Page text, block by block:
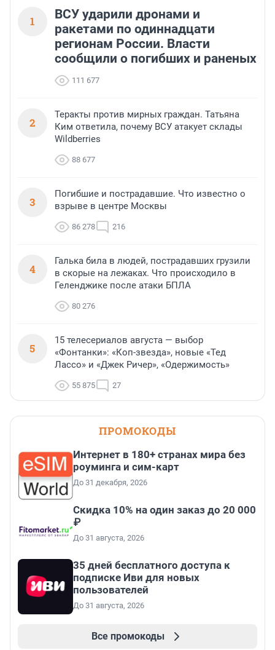
1
ВСУ ударили дронами и
ракетами по одиннадцати
регионам России. Власти
сообщили о погибших и раненых
111 677
2
Теракты против мирных граждан. Татьяна
Ким ответила, почему ВСУ атакует склады
Wildberries
88 677
3
Погибшие и пострадавшие. Что известно о
взрыве в центре Москвы
86 278 216
4
Галька била в людей, пострадавших грузили
в скорые на лежаках. Что происходило в
Геленджике после атаки БПЛА
80 276
5
15 телесериалов августа — выбор
«Фонтанки»: «Коп-звезда», новые «Тед
Лассо» и «Джек Ричер», «Одержимость»
55 875 27
ПРОМОКОДЫ
Интернет в 180+ странах мира без
роуминга и сим-карт
До 31 декабря, 2026
Скидка 10% на один заказ до 20 000
₽
До 31 августа, 2026
35 дней бесплатного доступа к
подписке Иви для новых
пользователей
До 31 августа, 2026
Все промокоды